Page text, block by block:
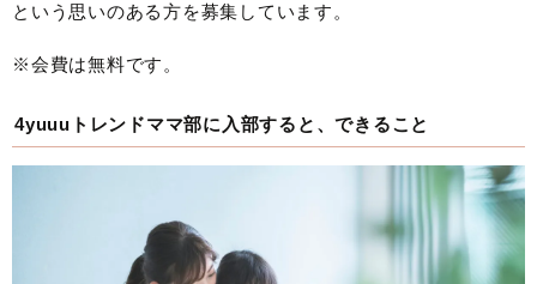
という思いのある方を募集しています。
※会費は無料です。
4yuuuトレンドママ部に入部すると、できること